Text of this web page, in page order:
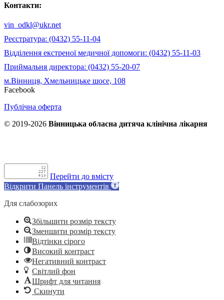
Контакти:
vin_odkl@ukr.net
Реєстратура: (0432) 55-11-04
Відділення екстреної медичної допомоги: (0432) 55-11-03
Приймальня директора: (0432) 55-20-07
м.Вінниця, Хмельницьке шосе, 108
Facebook
Публічна оферта
© 2019-2026 Вінницька обласна дитяча клінічна лікарня
Перейти до вмісту
Відкрити Панель інструментів
Для слабозорих
Збільшити розмір тексту
Зменшити розмір тексту
Відтінки сірого
Високий контраст
Негативний контраст
Світлий фон
Шрифт для читання
Скинути